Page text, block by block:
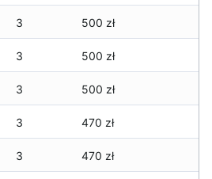
3 500 zł
3 500 zł
3 500 zł
3 470 zł
3 470 zł